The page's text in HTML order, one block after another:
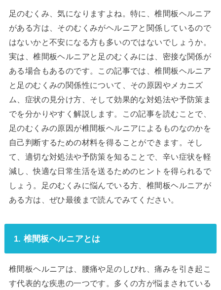
足のむくみ、気になりますよね。特に、椎間板ヘルニア
がある方は、そのむくみがヘルニアと関係しているので
はないかと不安になる方も多いのではないでしょうか。
実は、椎間板ヘルニアと足のむくみには、密接な関係が
ある場合もあるのです。この記事では、椎間板ヘルニア
と足のむくみの関係性について、その原因やメカニズ
ム、症状の見分け方、そして効果的な対処法や予防策ま
でを分かりやすく解説します。この記事を読むことで、
足のむくみの原因が椎間板ヘルニアによるものなのかを
自己判断するための材料を得ることができます。そし
て、適切な対処法や予防策を知ることで、辛い症状を軽
減し、快適な日常生活を送るためのヒントを得られるで
しょう。足のむくみに悩んでいる方、椎間板ヘルニアが
ある方は、ぜひ最後まで読んでみてください。
1. 椎間板ヘルニアとは
椎間板ヘルニアは、腰痛や足のしびれ、痛みを引き起こ
す代表的な疾患の一つです。多くの方が悩まされている